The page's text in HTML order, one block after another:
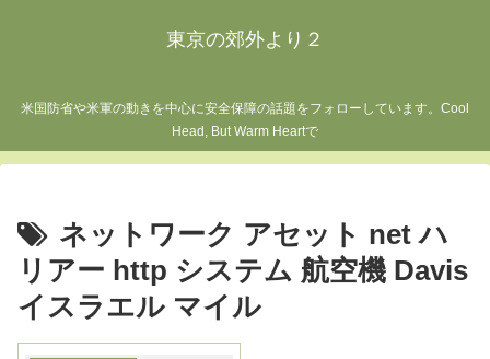
東京の郊外より２
米国防省や米軍の動きを中心に安全保障の話題をフォローしています。Cool
Head, But Warm Heartで
ネットワーク アセット net ハ
リアー http システム 航空機 Davis
イスラエル マイル